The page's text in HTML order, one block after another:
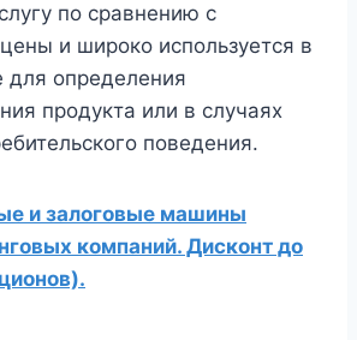
по сравнению с
и широко используется в
определения
продукта или в случаях
поведения.
и залоговые машины
компаний. Дисконт до